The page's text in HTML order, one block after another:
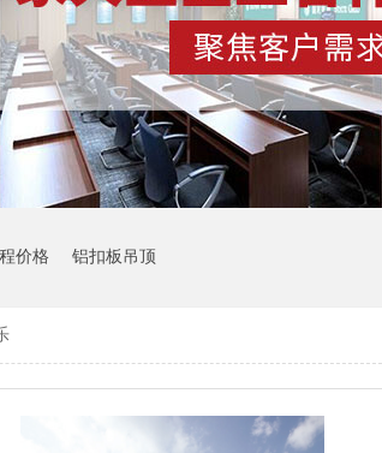
价格 铝扣板吊顶